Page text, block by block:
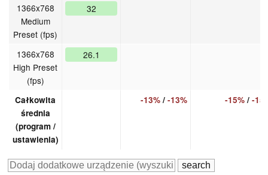
1366x768
Medium
Preset (fps)
32
1366x768
High Preset
(fps)
26.1
Całkowita
średnia
(program /
ustawienia)
-13%/ -13% -15%/ -